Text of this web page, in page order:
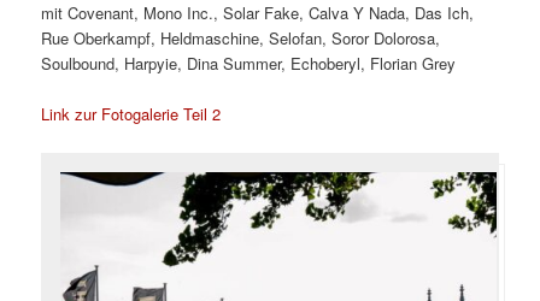
mit Covenant, Mono Inc., Solar Fake, Calva Y Nada, Das Ich,
Rue Oberkampf, Heldmaschine, Selofan, Soror Dolorosa,
Soulbound, Harpyie, Dina Summer, Echoberyl, Florian Grey
Link zur Fotogalerie Teil 2